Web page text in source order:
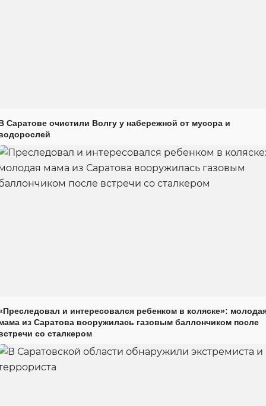
Саратове очистили Волгу у набережной от мусора и
и интересовался ребенком в коляске»:
из Саратова вооружилась газовым баллончиком после
со сталкером